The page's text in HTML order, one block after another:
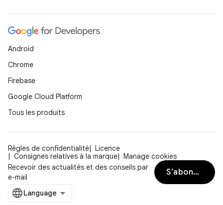
Android
Chrome
Firebase
Google Cloud Platform
Tous les produits
Règles de confidentialité
Licence
Consignes relatives à la marque
Manage cookies
Recevoir des actualités et des conseils par
e-mail
S’abonner